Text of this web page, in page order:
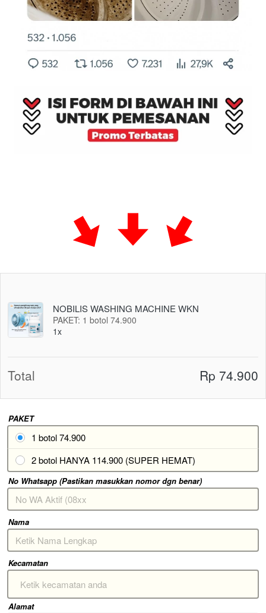
PAKET
1 botol 74.900
2 botol HANYA 114.900 (SUPER HEMAT)
No Whatsapp (Pastikan masukkan nomor dgn benar)
Nama
Kecamatan
Ketik kecamatan anda
Alamat
NOBILIS WASHING MACHINE WKN
PAKET: 1 botol 74.900
1x
Total Rp 74.900